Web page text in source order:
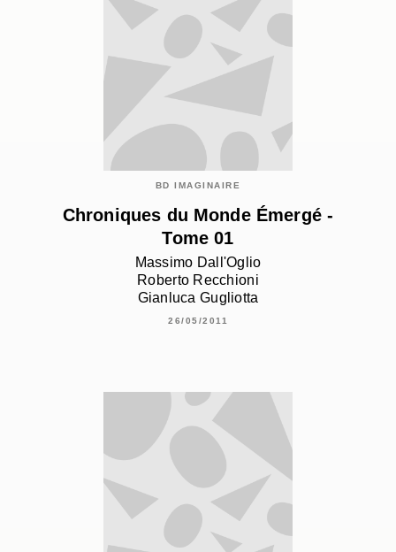
BD IMAGINAIRE
Chroniques du Monde Émergé -
Tome 01
Massimo Dall'Oglio
Roberto Recchioni
Gianluca Gugliotta
26/05/2011